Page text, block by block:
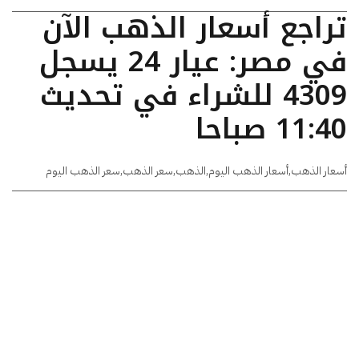
تراجع أسعار الذهب الآن
في مصر: عيار 24 يسجل
4309 للشراء في تحديث
11:40 صباحا
أسعار الذهب,أسعار الذهب اليوم,الذهب,سعر الذهب,سعر الذهب اليوم